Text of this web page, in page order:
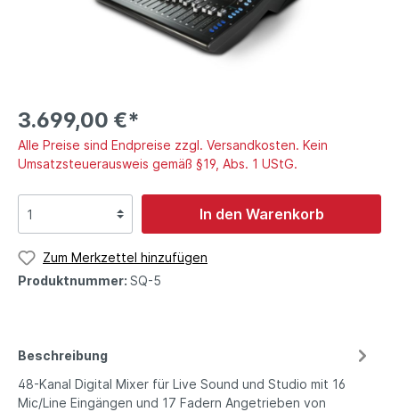
3.699,00 €*
Alle Preise sind Endpreise zzgl. Versandkosten. Kein
Umsatzsteuerausweis gemäß §19, Abs. 1 UStG.
In den Warenkorb
Zum Merkzettel hinzufügen
Produktnummer: SQ-5
Beschreibung
48-Kanal Digital Mixer für Live Sound und Studio mit 16
Mic/Line Eingängen und 17 Fadern Angetrieben von